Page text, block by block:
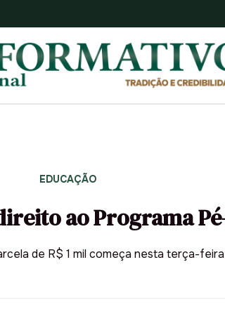
EDUCAÇÃO
ao Programa
de R$ 1 mil começa nesta terça-feira